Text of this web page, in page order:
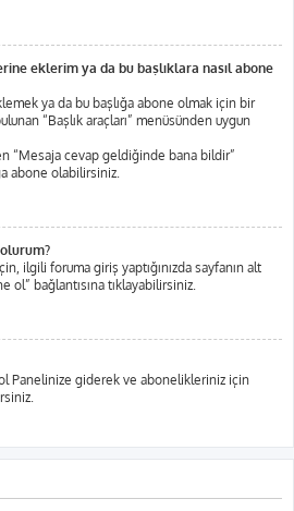
eklerim ya da bu başlıklara nasıl abone
ya da bu başlığa abone olmak için bir
“Başlık araçları” menüsünden uygun
“Mesaja cevap geldiğinde bana bildir”
abone olabilirsiniz.
ilgili foruma giriş yaptığınızda sayfanın alt
ol” bağlantısına tıklayabilirsiniz.
Panelinize giderek ve abonelikleriniz için